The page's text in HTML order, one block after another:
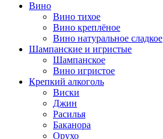
Вино
Вино тихое
Вино креплёное
Вино натуральное сладкое
Шампанские и игристые
Шампанское
Вино игристое
Крепкий алкоголь
Виски
Джин
Расилья
Баканора
Орухо